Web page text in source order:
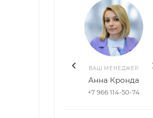
ВАШ МЕНЕДЖЕР
Анна Кронда
+7 966 114-50-74